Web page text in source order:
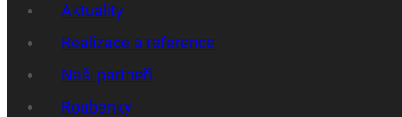
Aktuality
Realizace a reference
Naši partneři
Roubenky